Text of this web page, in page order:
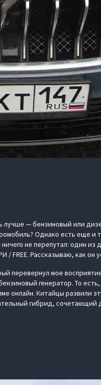
лучше — бензиновый или
Однако есть еще и
не перепутал: один из
/ FREE. Рассказываю, как он
перевернул мое
генератор. То
онлайн. Китайцы развили
гибрид, сочетающий